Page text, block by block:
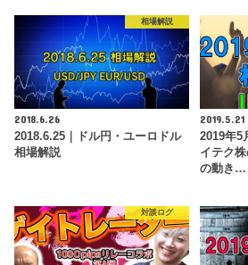
相場解説
2018.6.26
2018.6.25｜ドル円・ユーロドル
相場解説
2019.5.21
2019年5
イテク
の動き…
対談ログ